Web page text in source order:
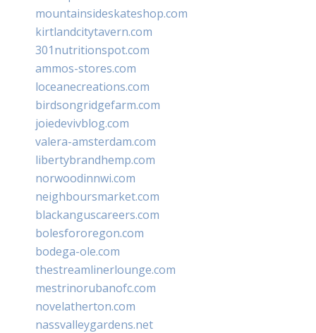
mountainsideskateshop.com
kirtlandcitytavern.com
301nutritionspot.com
ammos-stores.com
loceanecreations.com
birdsongridgefarm.com
joiedevivblog.com
valera-amsterdam.com
libertybrandhemp.com
norwoodinnwi.com
neighboursmarket.com
blackanguscareers.com
bolesfororegon.com
bodega-ole.com
thestreamlinerlounge.com
mestrinorubanofc.com
novelatherton.com
nassvalleygardens.net